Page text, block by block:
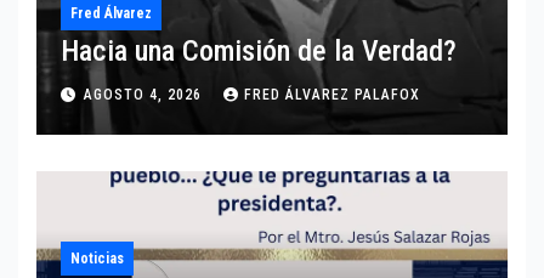
Fred Álvarez
Hacia una Comisión de la Verdad?
AGOSTO 4, 2026 FRED ÁLVAREZ PALAFOX
Noticias